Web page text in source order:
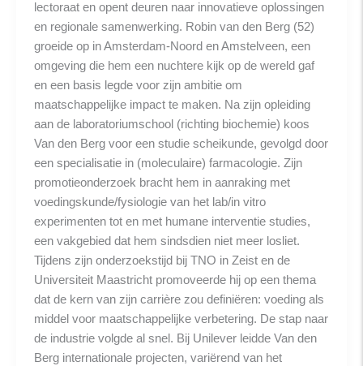
lectoraat en opent deuren naar innovatieve oplossingen
en regionale samenwerking. Robin van den Berg (52)
groeide op in Amsterdam-Noord en Amstelveen, een
omgeving die hem een nuchtere kijk op de wereld gaf
en een basis legde voor zijn ambitie om
maatschappelijke impact te maken. Na zijn opleiding
aan de laboratoriumschool (richting biochemie) koos
Van den Berg voor een studie scheikunde, gevolgd door
een specialisatie in (moleculaire) farmacologie. Zijn
promotieonderzoek bracht hem in aanraking met
voedingskunde/fysiologie van het lab/in vitro
experimenten tot en met humane interventie studies,
een vakgebied dat hem sindsdien niet meer losliet.
Tijdens zijn onderzoekstijd bij TNO in Zeist en de
Universiteit Maastricht promoveerde hij op een thema
dat de kern van zijn carrière zou definiëren: voeding als
middel voor maatschappelijke verbetering. De stap naar
de industrie volgde al snel. Bij Unilever leidde Van den
Berg internationale projecten, variërend van het